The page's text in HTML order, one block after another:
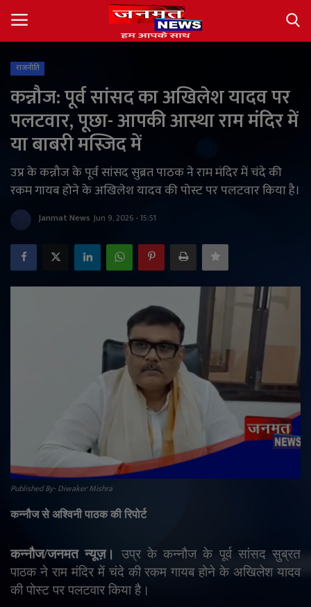
About
देश
अंतर्राष्ट्रीय
राज्य
वीडियो
व्यापार
टेक्नोलॉजी
ई-पेपर
राजनीति
कन्नौज: पूर्व सांसद का अखिलेश यादव पर
पलटवार, पूछा- आपकी आस्था राम मंदिर में
या बाबरी मस्जिद में
उप्र के कन्नौज के पूर्व सांसद सुब्रत पाठक ने राम मंदिर में चंदे की
रकम गायब होने के अखिलेश यादव की पोस्ट पर पलटवार किया है।
Janmat News Jun 9, 2026 - 15:51
Published By- Diwaker Mishra
कन्नौज से अश्विनी पाठक की रिपोर्ट
कन्नौज/जनमत न्यूज़।
उप्र के कन्नौज के पूर्व सांसद सुब्रत
पाठक ने राम मंदिर में चंदे की रकम गायब होने के अखिलेश यादव
की पोस्ट पर पलटवार किया है।